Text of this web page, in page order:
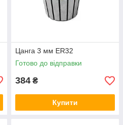
Цанга 3 мм ER32
Готово до відправки
384 ₴
Купити